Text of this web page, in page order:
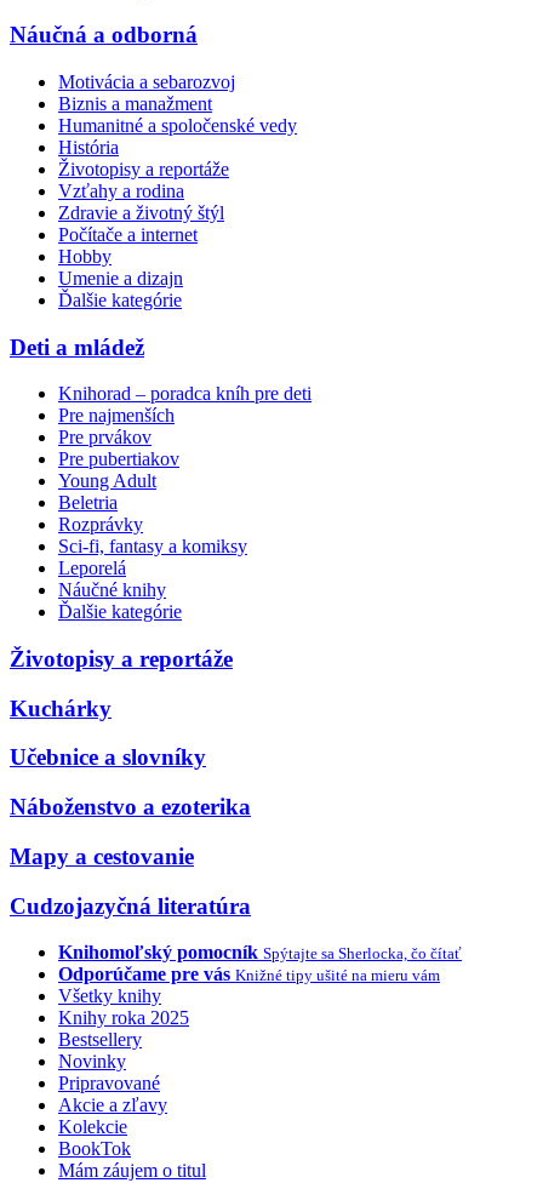
Náučná a odborná
Motivácia a sebarozvoj
Biznis a manažment
Humanitné a spoločenské vedy
História
Životopisy a reportáže
Vzťahy a rodina
Zdravie a životný štýl
Počítače a internet
Hobby
Umenie a dizajn
Ďalšie kategórie
Deti a mládež
Knihorad – poradca kníh pre deti
Pre najmenších
Pre prvákov
Pre pubertiakov
Young Adult
Beletria
Rozprávky
Sci-fi, fantasy a komiksy
Leporelá
Náučné knihy
Ďalšie kategórie
Životopisy a reportáže
Kuchárky
Učebnice a slovníky
Náboženstvo a ezoterika
Mapy a cestovanie
Cudzojazyčná literatúra
Knihomoľský pomocník Spýtajte sa Sherlocka, čo čítať
Odporúčame pre vás Knižné tipy ušité na mieru vám
Všetky knihy
Knihy roka 2025
Bestsellery
Novinky
Pripravované
Akcie a zľavy
Kolekcie
BookTok
Mám záujem o titul